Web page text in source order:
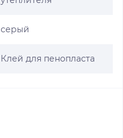
серый
Клей для пенопласта